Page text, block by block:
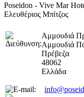
Poseidon - Vive Mar
Ελευθέριος Μπίτζος
Αμμουδιά
Αμμουδιά
Πρέβεζα
48062
Ελλάδα